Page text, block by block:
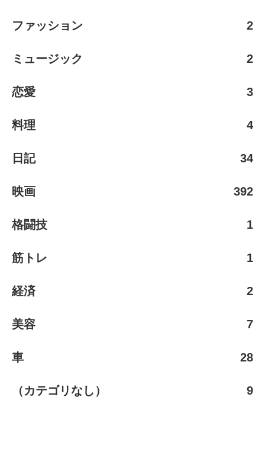
ファッション 2
ミュージック 2
恋愛 3
料理 4
日記 34
映画 392
格闘技 1
筋トレ 1
経済 2
美容 7
車 28
（カテゴリなし） 9